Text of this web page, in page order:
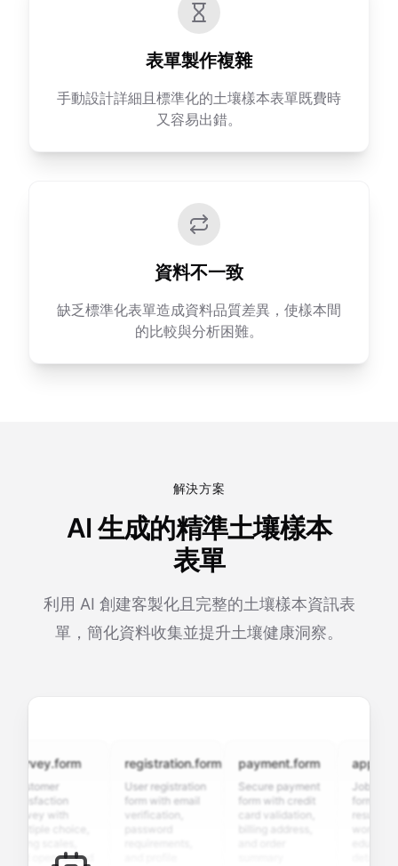
表單製作複雜
手動設計詳細且標準化的土壤樣本表單既費時
又容易出錯。
資料不一致
缺乏標準化表單造成資料品質差異，使樣本間
的比較與分析困難。
解決方案
AI 生成的精準土壤樣本
表單
利用 AI 創建客製化且完整的土壤樣本資訊表
單，簡化資料收集並提升土壤健康洞察。
with
open-ended
registration.form
User registration
form with email
verification,
payment.form
Secure payment
form with credit
card validation,
Job
form with
resume